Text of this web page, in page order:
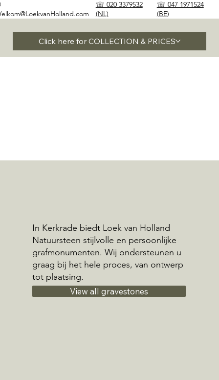
☏ 020 3379532
(NL)
☏ 047 1971524
(BE)
Click here for COLLECTION & PRICES
In Kerkrade biedt Loek van Holland
Natuursteen stijlvolle en persoonlijke
grafmonumenten. Wij ondersteunen u
graag bij het hele proces, van ontwerp
tot plaatsing.
View all gravestones